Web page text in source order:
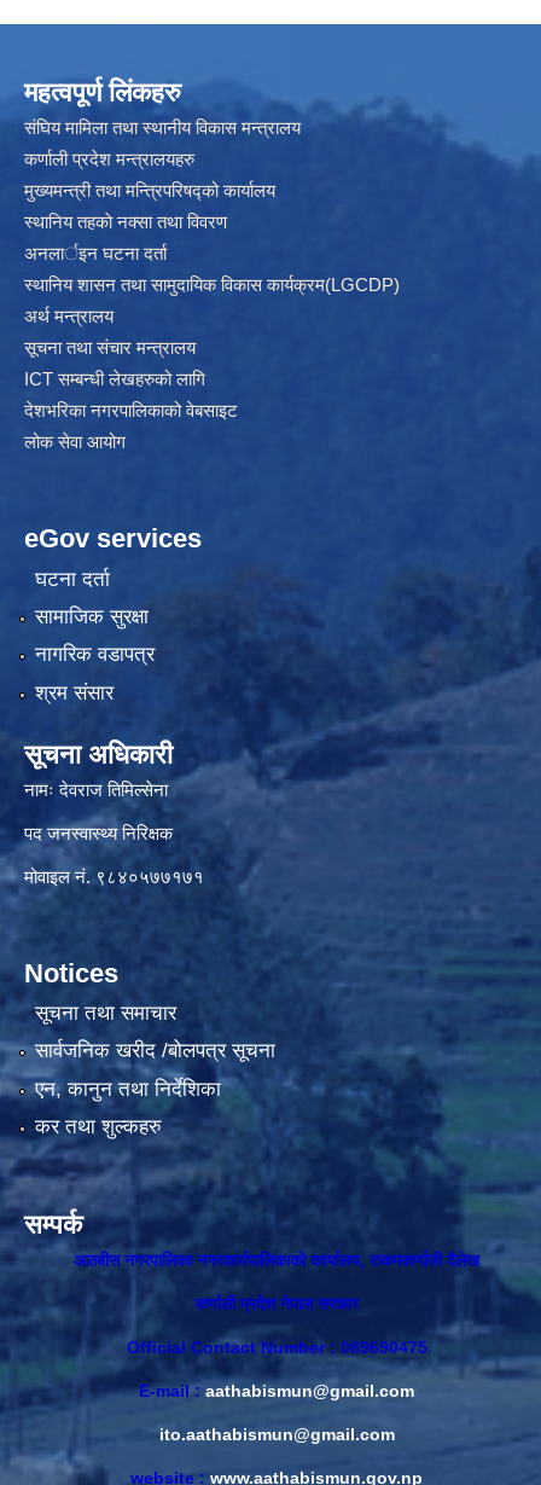
महत्वपूर्ण लिंकहरु
संघिय मामिला तथा स्थानीय विकास मन्त्रालय
कर्णाली प्रदेश मन्त्रालयहरु
मुख्यमन्त्री तथा मन्त्रिपरिषद्को कार्यालय
स्थानिय तहकाे नक्सा तथा विवरण
अनलार्इन घटना दर्ता
स्थानिय शासन तथा सामुदायिक विकास कार्यक्रम(LGCDP)
अर्थ मन्त्रालय
सूचना तथा संचार मन्त्रालय
ICT सम्बन्धी लेखहरुको लागि
देशभरिका नगरपालिकाको वेबसाइट
लोक सेवा आयोग
eGov services
घटना दर्ता
सामाजिक सुरक्षा
नागरिक वडापत्र
श्रम संसार
सूचना अधिकारी
नामः देवराज तिमिल्सेना
पद जनस्वास्थ्य निरिक्षक
मोवाइल नं. ९८४०५७७१७१
Notices
सूचना तथा समाचार
सार्वजनिक खरीद /बोलपत्र सूचना
एन, कानुन तथा निर्देशिका
कर तथा शुल्कहरु
सम्पर्क
आठबीस नगरपालिका नगरकार्यपालिकाकाे कार्यालय, राकमकर्णाली दैलेख
कर्णाली प्रदेश नेपाल सरकार
Official Contact Number : 089690475
E-mail : aathabismun@gmail.com
ito.aathabismun@gmail.com
website : www.aathabismun.gov.np